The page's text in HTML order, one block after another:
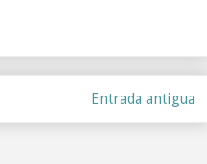
Entrada antigua